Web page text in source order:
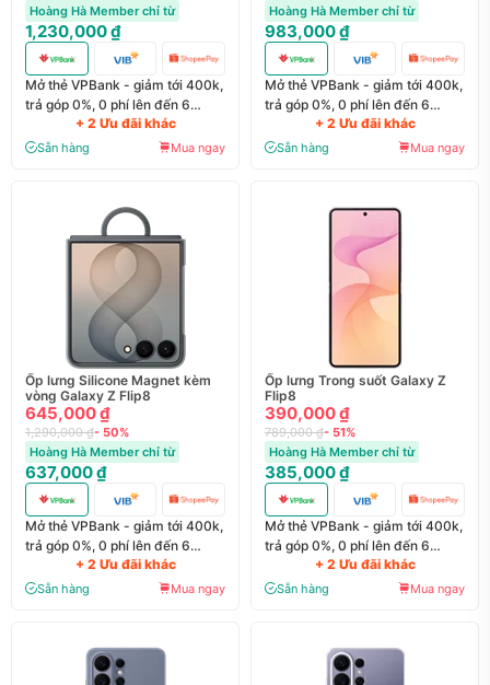
Hoàng Hà Member chỉ từ
1,230,000 ₫
Mở thẻ VPBank - giảm tới 400k,
trả góp 0%, 0 phí lên đến 6
+ 2 Ưu đãi khác
Sẵn hàng Mua ngay
Hoàng Hà Member chỉ từ
983,000 ₫
Mở thẻ VPBank - giảm tới 400k,
trả góp 0%, 0 phí lên đến 6
+ 2 Ưu đãi khác
Sẵn hàng Mua ngay
Ốp lưng Silicone Magnet kèm
vòng Galaxy Z Flip8
645,000 ₫
1,290,000 ₫- 50%
Hoàng Hà Member chỉ từ
637,000 ₫
Mở thẻ VPBank - giảm tới 400k,
trả góp 0%, 0 phí lên đến 6
+ 2 Ưu đãi khác
Sẵn hàng Mua ngay
Ốp lưng Trong suốt Galaxy Z
Flip8
390,000 ₫
789,000 ₫- 51%
Hoàng Hà Member chỉ từ
385,000 ₫
Mở thẻ VPBank - giảm tới 400k,
trả góp 0%, 0 phí lên đến 6
+ 2 Ưu đãi khác
Sẵn hàng Mua ngay